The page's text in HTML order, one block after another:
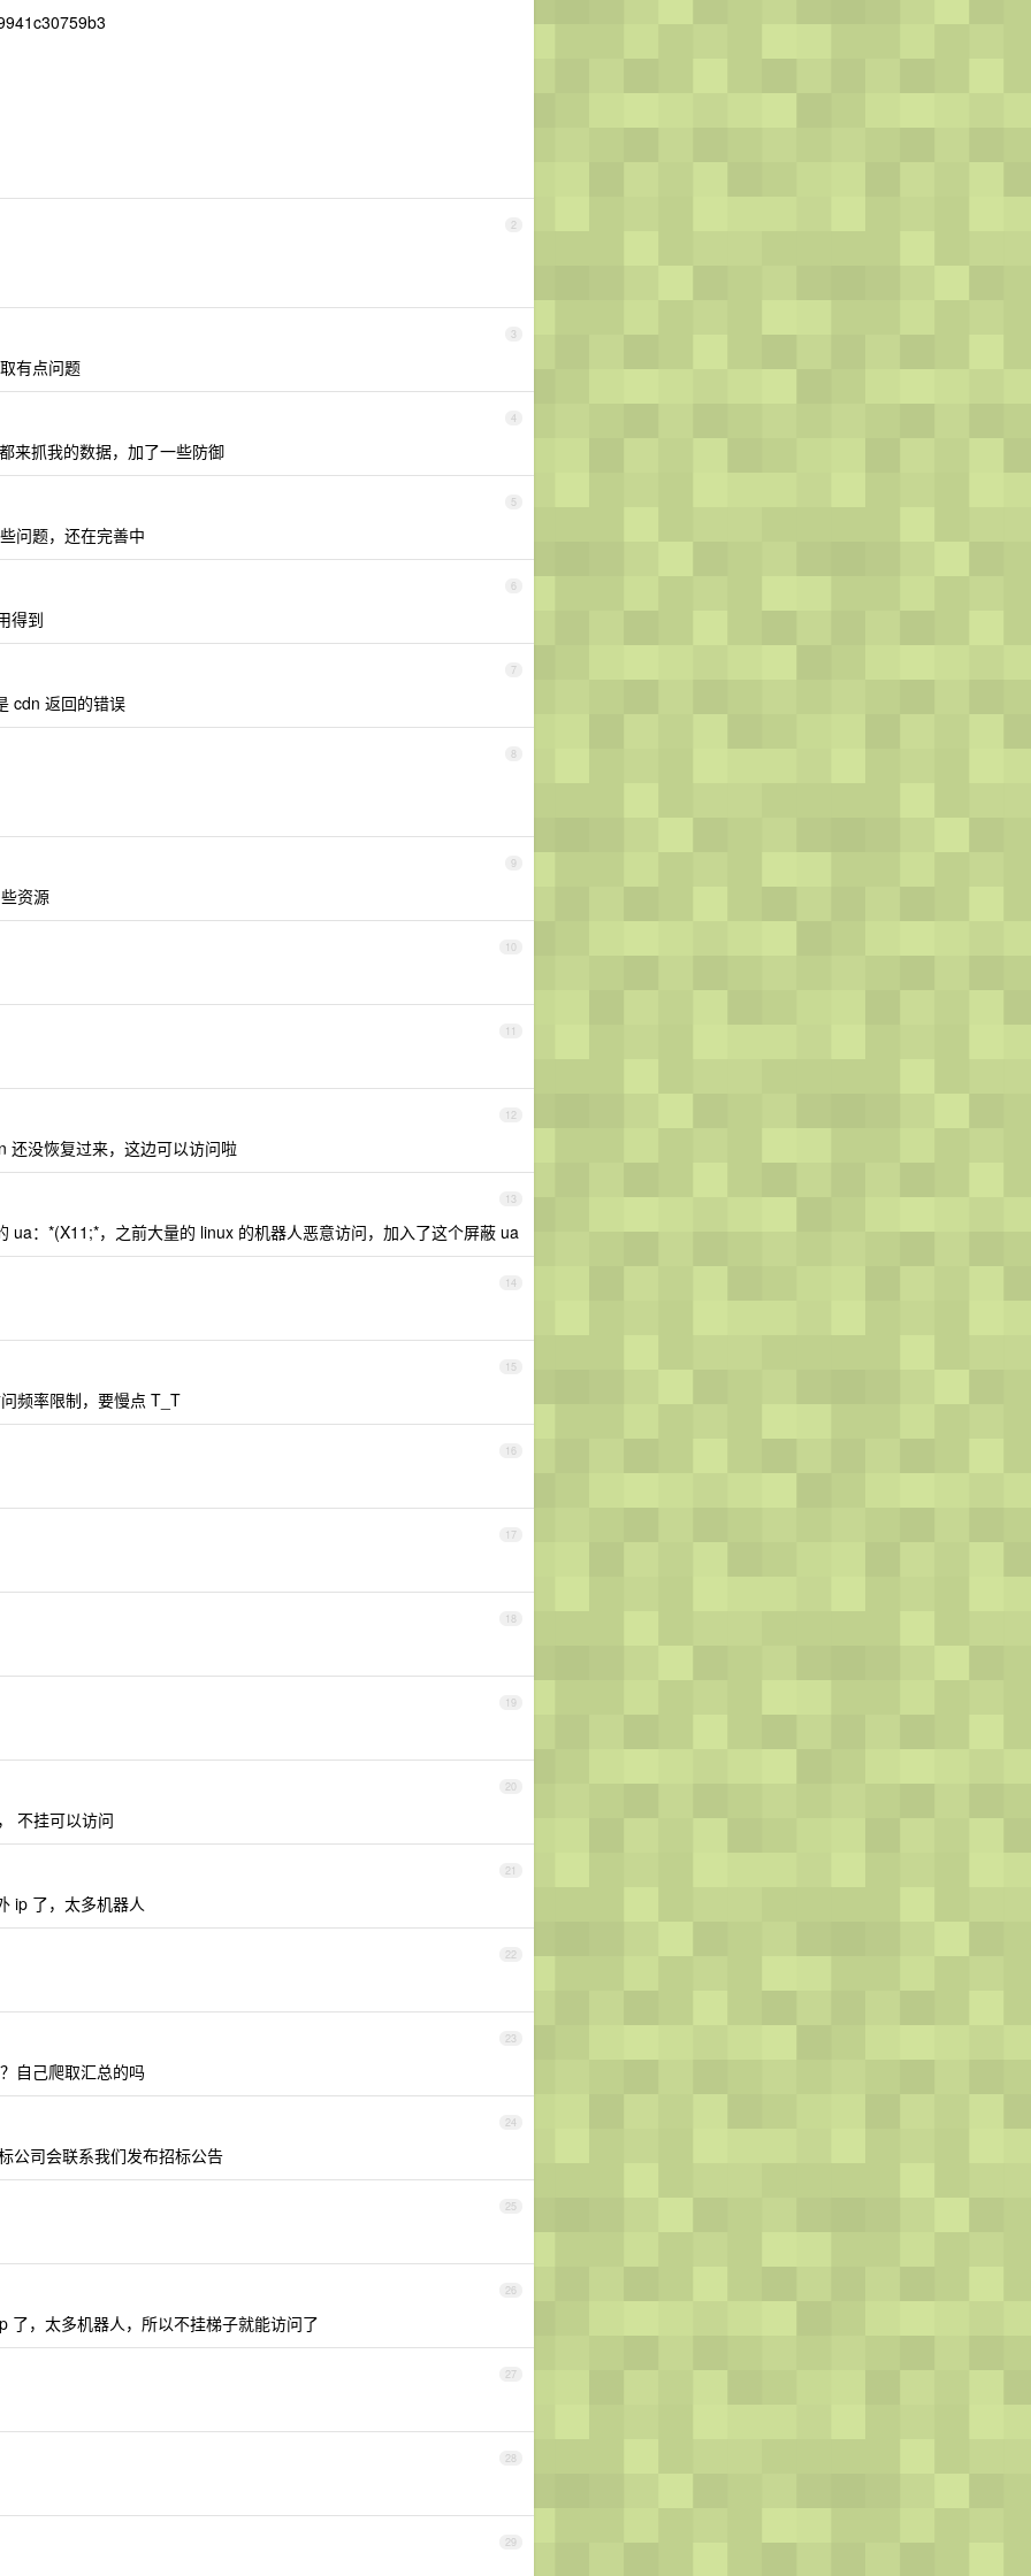
2
3
有点问题
4
来抓我的数据，加了一些防御
5
问题，还在完善中
6
得到
7
cdn 返回的错误
8
9
资源
10
11
12
还没恢复过来，这边可以访问啦
13
ua：*(X11;*，之前大量的 linux 的机器人恶意访问，加入了这个屏蔽 ua
14
15
频率限制，要慢点 T_T
16
17
18
19
20
不挂可以访问
21
ip 了，太多机器人
22
23
自己爬取汇总的吗
24
公司会联系我们发布招标公告
25
26
了，太多机器人，所以不挂梯子就能访问了
27
28
29